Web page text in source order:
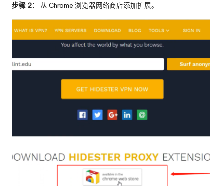
步骤 2： 从 Chrome 浏览器网络商店添加扩展。